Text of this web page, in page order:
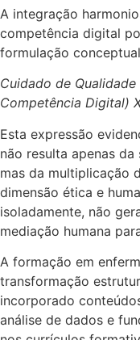
A integração
competência digital
formulação
Cuidado de
Competência Digital)
Esta expressão
não resulta apenas
mas da multiplicação
dimensão ética e
isoladamente, não
mediação humana
A formação em
transformação
incorporado
análise de dados e